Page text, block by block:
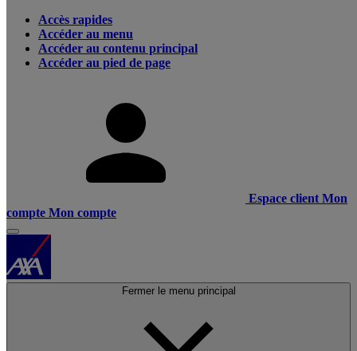
Accès rapides
Accéder au menu
Accéder au contenu principal
Accéder au pied de page
Espace client Mon
compte Mon compte
Fermer le menu principal